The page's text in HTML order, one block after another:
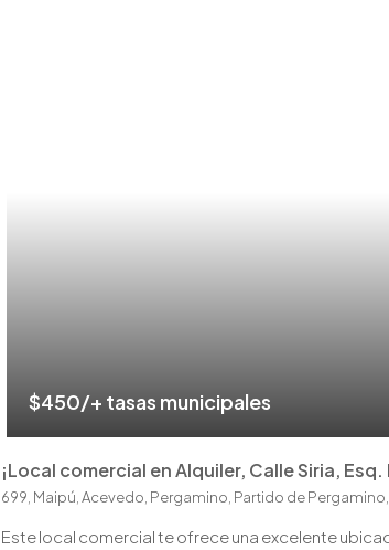
$450/+ tasas municipales
¡Local comercial en Alquiler, Calle Siria, Esq.
699, Maipú, Acevedo, Pergamino, Partido de
Este local comercial te ofrece una excelente